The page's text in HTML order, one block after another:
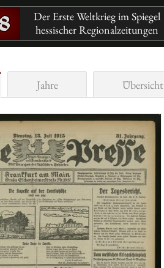
Der Erste Weltkrieg im Spiegel
hessischer Regionalzeitungen
Jahre Übersicht